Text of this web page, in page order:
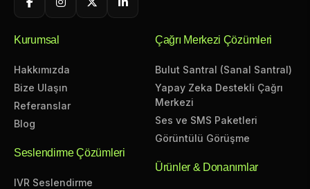
Kurumsal
Hakkımızda
Bize Ulaşın
Referanslar
Blog
Seslendirme Çözümleri
IVR Seslendirme
Çağrı Merkezi Çözümleri
Bulut Santral (Sanal Santral)
Yapay Zeka Destekli Çağrı
Merkezi
Ses ve SMS Paketleri
Görüntülü Görüşme
Ürünler & Donanımlar